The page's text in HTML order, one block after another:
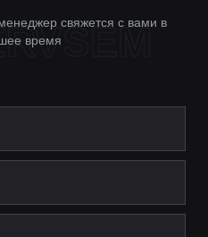
свяжется с вами в
время